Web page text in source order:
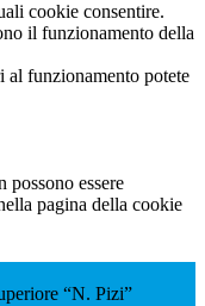
cookie consentire.
il funzionamento della
al funzionamento potete
possono essere
pagina della cookie
“N. Pizi”